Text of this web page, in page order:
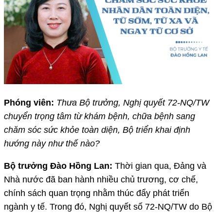
Phóng viên: Thưa Bộ trưởng, Nghị quyết 72-NQ/TW
chuyển trọng tâm từ khám bệnh, chữa bệnh sang
chăm sóc sức khỏe toàn diện, Bộ triển khai định
hướng này như thế nào?
Bộ trưởng Đào Hồng Lan: Thời gian qua, Đảng và
Nhà nước đã ban hành nhiều chủ trương, cơ chế,
chính sách quan trọng nhằm thúc đẩy phát triển
ngành y tế. Trong đó, Nghị quyết số 72-NQ/TW do Bộ